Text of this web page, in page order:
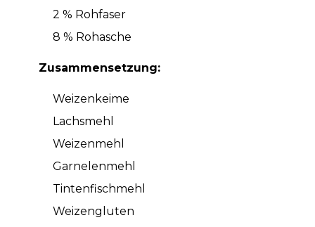
2 % Rohfaser
8 % Rohasche
Zusammensetzung:
Weizenkeime
Lachsmehl
Weizenmehl
Garnelenmehl
Tintenfischmehl
Weizengluten